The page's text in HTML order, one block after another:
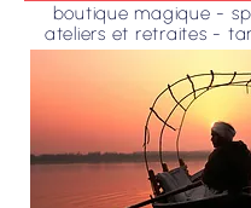
boutique magique -
ateliers et retraites -